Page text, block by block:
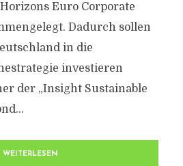
Euro Corporate
Dadurch sollen
in die
investieren
der „Insight Sustainable
WEITERLESEN